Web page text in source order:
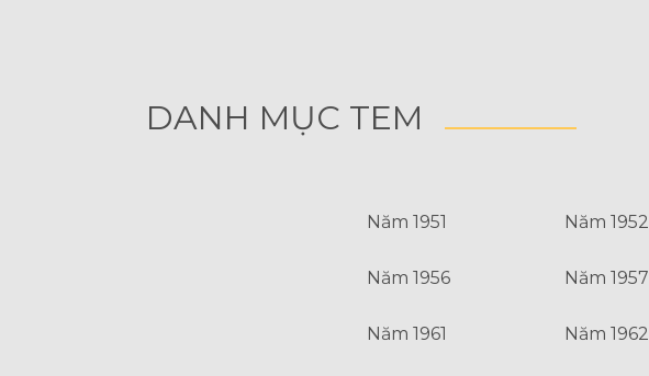
DANH MỤC TEM
Năm 1951 Năm 1952
Năm 1956 Năm 1957
Năm 1961 Năm 1962